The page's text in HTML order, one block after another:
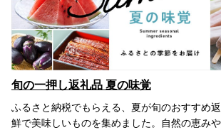
旬の一押し返礼品 夏の味覚
ふるさと納税でもらえる、夏が旬のおすすめ
鮮で美味しいものを集めました。自然の恵み